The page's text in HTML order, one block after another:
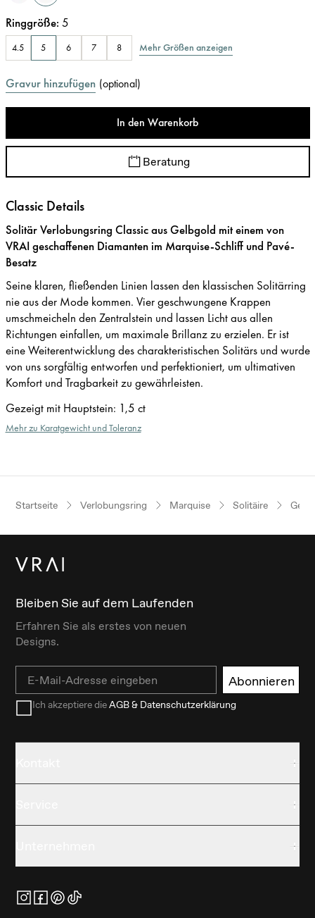
Ringgröße: 5
4.5 5 6 7 8 Mehr Größen anzeigen
Gravur hinzufügen (optional)
In den Warenkorb
Beratung
Classic Details
Solitär Verlobungsring Classic aus Gelbgold mit einem von
VRAI geschaffenen Diamanten im Marquise-Schliff und Pavé-
Besatz
Seine klaren, fließenden Linien lassen den klassischen Solitärring
nie aus der Mode kommen. Vier geschwungene Krappen
umschmeicheln den Zentralstein und lassen Licht aus allen
Richtungen einfallen, um maximale Brillanz zu erzielen. Er ist
eine Weiterentwicklung des charakteristischen Solitärs und wurde
von uns sorgfältig entworfen und perfektioniert, um ultimativen
Komfort und Tragbarkeit zu gewährleisten.
Gezeigt mit Hauptstein: 1,5 ct
Mehr zu Karatgewicht und Toleranz
Startseite Verlobungsring Marquise Solitäire
Bleiben Sie auf dem Laufenden
Erfahren Sie als erstes von neuen
Designs.
Email Abonnieren
Ich akzeptiere dieAGB & Datenschutzerklärung